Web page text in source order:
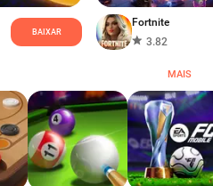
BAIXAR
Fortnite
3.82
MAIS